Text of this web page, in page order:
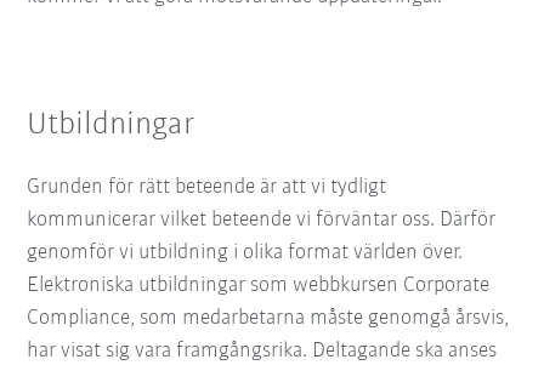
Utbildningar
Grunden för rätt beteende är att vi tydligt
kommunicerar vilket beteende vi förväntar oss. Därför
genomför vi utbildning i olika format världen över.
Elektroniska utbildningar som webbkursen Corporate
Compliance, som medarbetarna måste genomgå årsvis,
har visat sig vara framgångsrika. Deltagande ska anses